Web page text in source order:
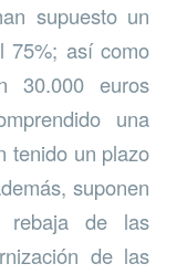
supuesto un
75%; así como
30.000 euros
una
tenido un plazo
suponen
rebaja de las
de las